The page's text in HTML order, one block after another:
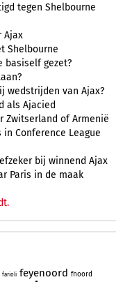
tegen Shelbourne
Ajax
Shelbourne
basiself gezet?
wedstrijden van Ajax?
als Ajacied
Zwitserland of Armenië
Conference League
bij winnend Ajax
Paris in de maak
farioli feyenoord fnoord